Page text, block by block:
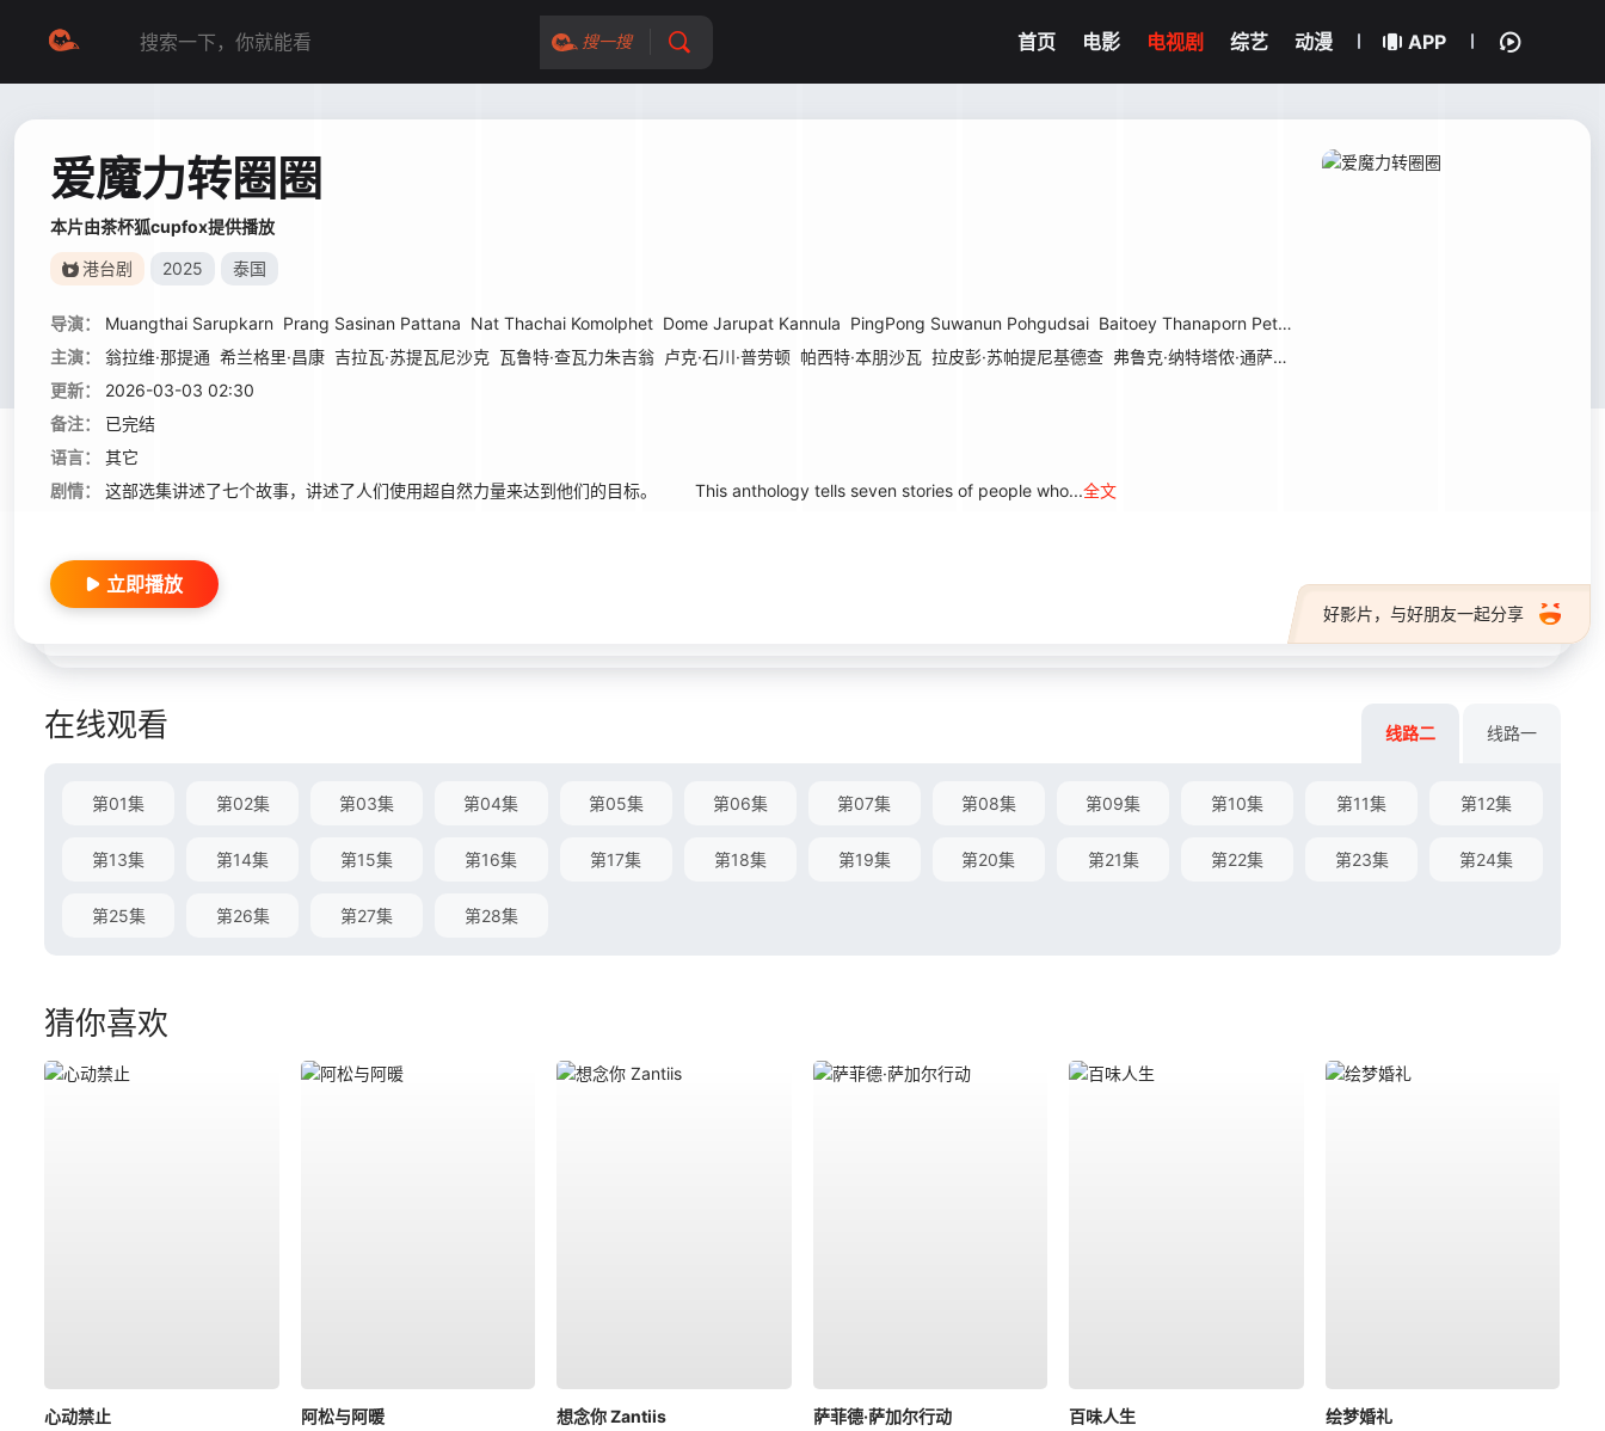
搜一搜 首页 电影 电视剧 综艺 动漫 APP
爱魔力转圈圈
本片由茶杯狐cupfox提供播放
港台剧 2025 泰国
导演： Muangthai Sarupkarn Prang Sasinan Pattana Nat Thachai Komolphet Dome Jarupat Kannula PingPong Suwanun Pohgudsai Baitoey Thanaporn Petcharat
主演：
翁拉维·那提通 希兰格里·昌康 吉拉瓦·苏提瓦尼沙克 瓦鲁特·查瓦力朱吉翁 卢克·石川·普劳顿 帕西特·本朋沙瓦 拉皮彭·苏帕提尼基德查 弗鲁克·纳特塔侬·通萨昂
更新：
2026-03-03 02:30
备注：
已完结
语言：
其它
剧情：
这部选集讲述了七个故事，讲述了人们使用超自然力量来达到他们的目标。 This anthology tells seven stories of people who...全文
好影片，与好朋友一起分享
立即播放
在线观看 线路二 线路一
第01集 第02集 第03集 第04集 第05集 第06集 第07集 第08集 第09集 第10集 第11集 第12集
第13集 第14集 第15集 第16集 第17集 第18集 第19集 第20集 第21集 第22集 第23集 第24集
第25集 第26集 第27集 第28集
猜你喜欢
心动禁止
阿松与阿暖
想念你 Zantiis
萨菲德·萨加尔行动
百味人生
绘梦婚礼